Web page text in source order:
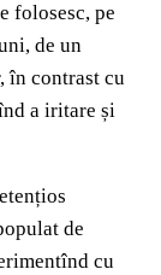
folosesc, pe
de un
în contrast cu
a iritare și
de
cu